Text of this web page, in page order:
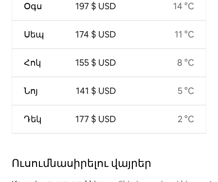
Օգս
Սեպ
Հոկ
Նոյ
Դեկ
197 $ USD
174 $ USD
155 $ USD
141 $ USD
177 $ USD
14 °C
11 °C
8 °C
5 °C
2 °C
Ուսումնասիրելու վայրեր